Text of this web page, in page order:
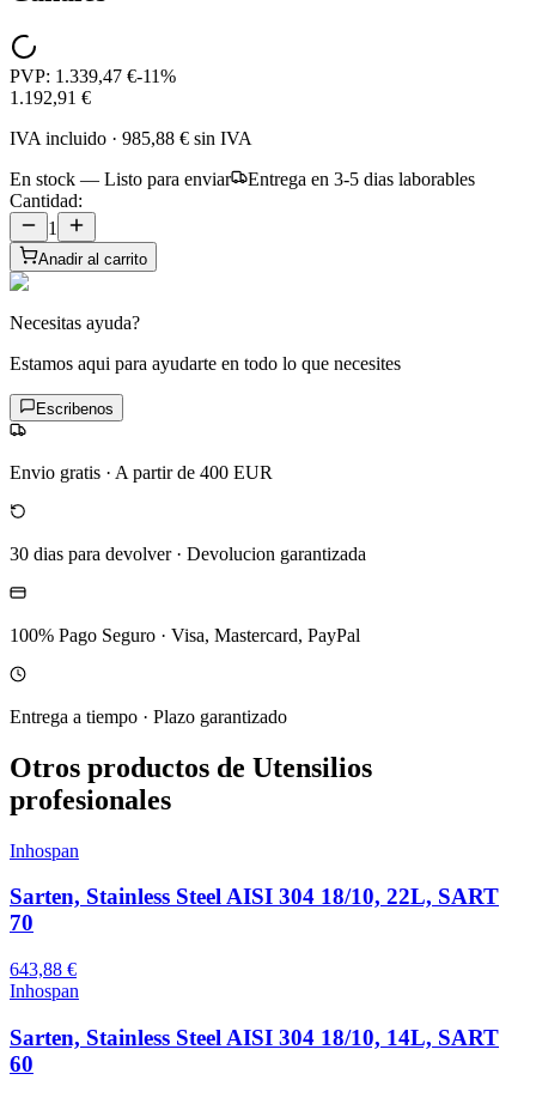
PVP: 1.339,47 €-11%
1.192,91 €
IVA incluido · 985,88 € sin IVA
En stock — Listo para enviar
Entrega en 3-5 dias laborables
Cantidad:
1
Anadir al carrito
Necesitas ayuda?
Estamos aqui para ayudarte en todo lo que necesites
Escribenos
Envio gratis · A partir de 400 EUR
30 dias para devolver· Devolucion garantizada
100% Pago Seguro · Visa, Mastercard, PayPal
Entrega a tiempo · Plazo garantizado
Otros productos de Utensilios
profesionales
Inhospan
Sarten, Stainless Steel AISI 304 18/10, 22L, SART
70
643,88 €
Inhospan
Sarten, Stainless Steel AISI 304 18/10, 14L, SART
60